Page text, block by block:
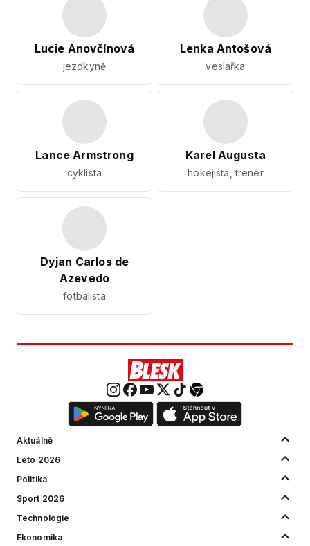
Lucie Anovčínová
jezdkyně
Lenka Antošová
veslařka
Lance Armstrong
cyklista
Karel Augusta
hokejista, trenér
Dyjan Carlos de
Azevedo
fotbalista
Aktuálně
Léto 2026
Politika
Sport 2026
Technologie
Ekonomika